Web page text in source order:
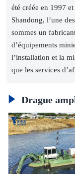
été créée en 1997
Shandong, l’une
sommes un
d’équipements
l’installation et la
que les services
 Drague